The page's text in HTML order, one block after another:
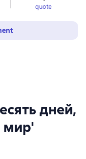
дней,
мир'
quote